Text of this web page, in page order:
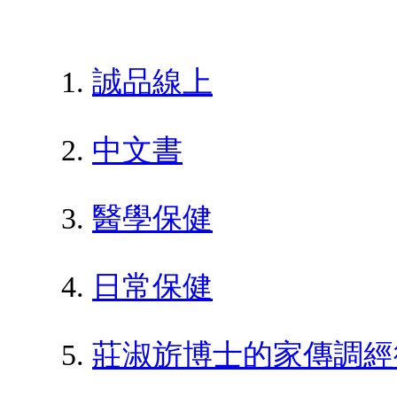
誠品線上
中文書
醫學保健
日常保健
莊淑旂博士的家傳調